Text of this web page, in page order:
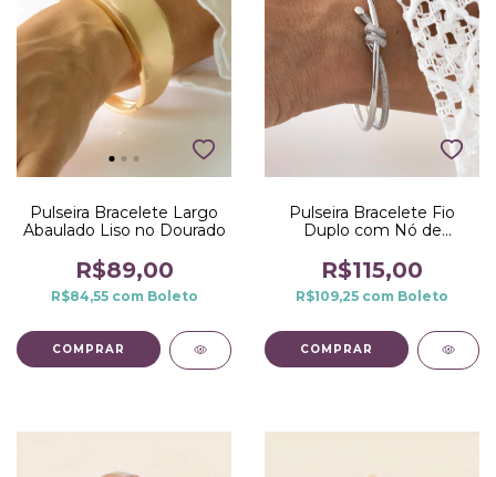
Pulseira Bracelete Largo
Abaulado Liso no Dourado
R$89,00
R$84,55 com Boleto
Pulseira Bracelete Fio
Duplo com Nó de
Branco
R$115,00
R$109,25 com Boleto